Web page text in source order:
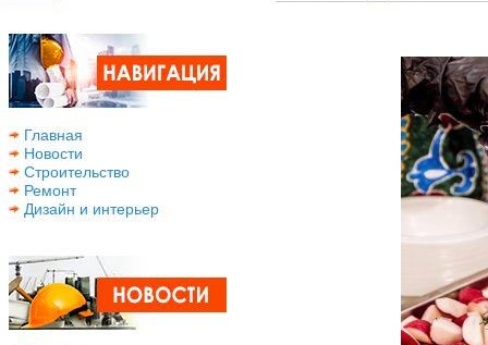
Главная
Новости
Строительство
Ремонт
Дизайн и интерьер